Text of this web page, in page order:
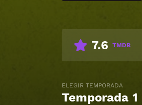
7.6 TMDB
ELEGIR TEMPORADA
Temporada 1